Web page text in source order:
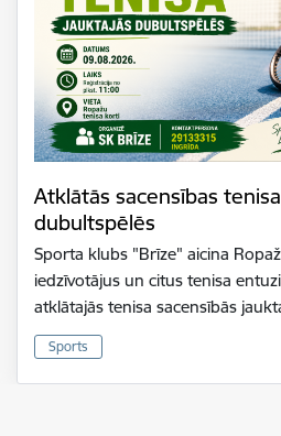
Atklātās sacensības
dubultspēlēs
Sporta klubs "Brīze" aicina
iedzīvotājus un citus tenisa
atklātajās tenisa sacensībās
Sports